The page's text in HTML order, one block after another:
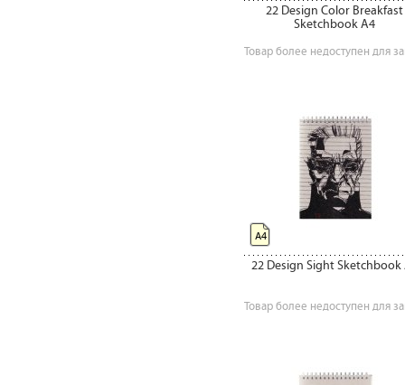
22 Design Color Breakfast
Sketchbook A4
Товар более недоступен для
22 Design Sight Sketchbook
Товар более недоступен для
А4